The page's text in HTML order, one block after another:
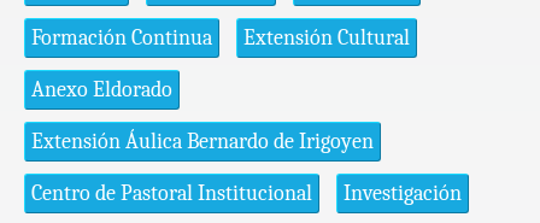
Formación Continua Extensión Cultural
Anexo Eldorado
Extensión Áulica Bernardo de Irigoyen
Centro de Pastoral Institucional Investigación